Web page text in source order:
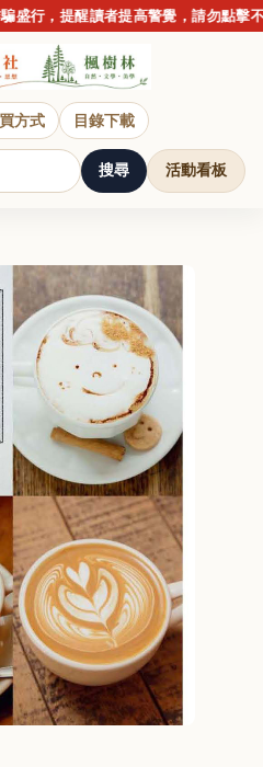
行，提醒讀者提高警覺，請勿點擊不
方式 目錄下載
搜尋 活動看板